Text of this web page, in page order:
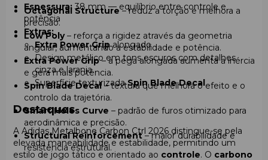
Espessura: 38 mm — equilíbrio entre controle e
potência
Extras:
Extra Power Gripalongado
Design metálico em tons escuros com detalhes
cinza e laranja
Superfície texturizadaSpin Blade Decal
Octagonal Structure– reduz a torção e melhora a
precisão.
Low Poly– reforça a rigidez através da geometria
angular, aumentando a estabilidade e potência.
Extra Power Grip– a pega alongada aumenta a inércia
e gera mais potência.
Spin Blade Decal– textura que melhora o efeito e o
controlo da trajetória.
Smart Holes Curve – padrão de furos otimizado para
aerodinâmica e precisão.
Structural Reinforcement – maior durabilidade e
resistência estrutural.
Destaques
A Adidas Metalbone Carbon Ctrl 2026 distingue-se pela
elevada maneabilidade e estabilidade, permitindo um
estilo de jogo tático e orientado ao controle. O carbono